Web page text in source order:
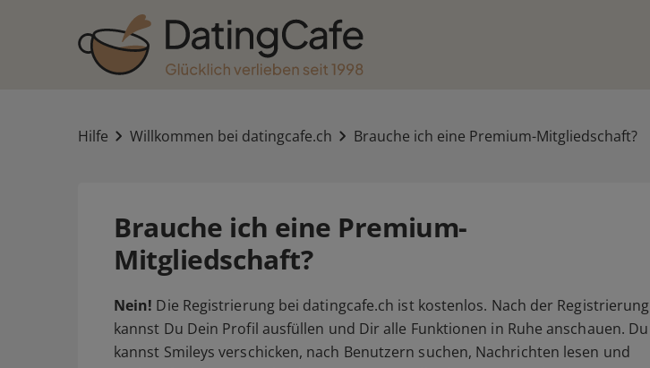
Hilfe Willkommen bei datingcafe.ch Brauche ich eine Premium-Mitgliedschaft?
Brauche ich eine Premium-
Mitgliedschaft?
Nein! Die Registrierung bei datingcafe.ch ist kostenlos. Nach der Registrierung
kannst Du Dein Profil ausfüllen und Dir alle Funktionen in Ruhe anschauen. Du
kannst Smileys verschicken, nach Benutzern suchen, Nachrichten lesen und